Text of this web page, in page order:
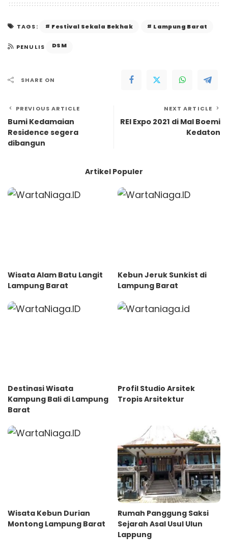
TAGS: Festival Sekala Bekhak Lampung Barat
PENULIS DSM
SHARE ON
PREVIOUS ARTICLE
Bumi Kedamaian
Residence segera
dibangun
NEXT ARTICLE
REI Expo 2021 di Mal Boemi
Kedaton
Artikel Populer
Wisata Alam Batu Langit
Lampung Barat
Kebun Jeruk Sunkist di
Lampung Barat
Destinasi Wisata
Kampung Bali di Lampung
Barat
Profil Studio Arsitek
Tropis Arsitektur
Wisata Kebun Durian
Montong Lampung Barat
Rumah Panggung Saksi
Sejarah Asal Usul Ulun
Lappung